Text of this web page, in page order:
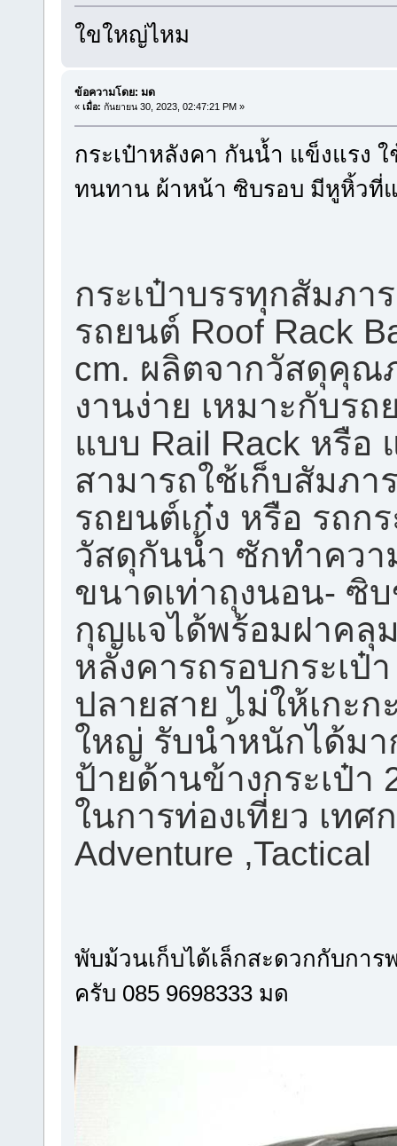
ใขใหญ่ไหม
ข้อความโดย: มด
« เมื่อ: กันยายน 30, 2023, 02:47:21 PM »
กระเป๋าหลังคา กันน้ำ แข็งแรง ใ
ทนทาน ผ้าหน้า ซิบรอบ มีหูหิ้วที่
กระเป๋าบรรทุกสัมภา
รถยนต์ Roof Rack
cm. ผลิตจากวัสดุคุณ
งานง่าย เหมาะกับร
แบบ Rail Rack หรือ
สามารถใช้เก็บสัมภา
รถยนต์เก๋ง หรือ รถก
วัสดุกันน้ำ ซักทำควา
ขนาดเท่าถุงนอน- ซิ
กุญแจได้พร้อมฝาคลุ
หลังคารถรอบกระเป๋
ปลายสาย ไม่ให้เกะ
ใหญ่ รับนำ้หนักได้ม
ป้ายด้านข้างกระเป๋า
ในการท่องเที่ยว เทศ
Adventure ,Tactical
พับม้วนเก็บได้เล็กสะดวกกับกา
ครับ 085 9698333 มด